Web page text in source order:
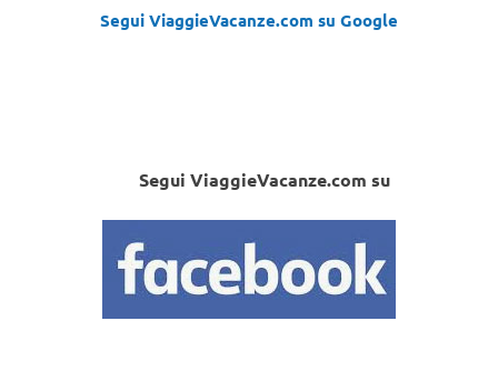
Segui ViaggieVacanze.com su Google
Segui ViaggieVacanze.com su